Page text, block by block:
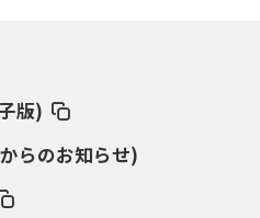
版)
らのお知らせ)